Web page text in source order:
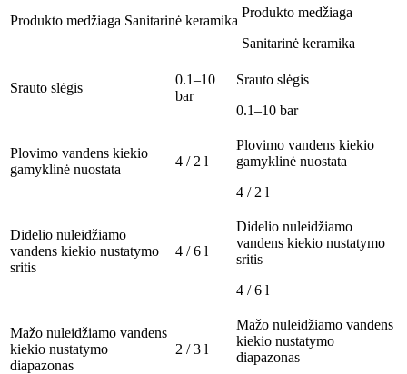
Produkto medžiaga Sanitarinė keramika
Produkto medžiaga
Sanitarinė keramika
Srauto slėgis
0.1–10
bar
Srauto slėgis
0.1–10 bar
Plovimo vandens kiekio
gamyklinė nuostata
4 / 2 l
Plovimo vandens kiekio
gamyklinė nuostata
4 / 2 l
Didelio nuleidžiamo
vandens kiekio nustatymo
sritis
4 / 6 l
Didelio nuleidžiamo
vandens kiekio nustatymo
sritis
4 / 6 l
Mažo nuleidžiamo vandens
kiekio nustatymo
diapazonas
2 / 3 l
Mažo nuleidžiamo vandens
kiekio nustatymo
diapazonas